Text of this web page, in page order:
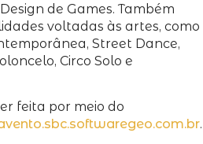
de Games. Também
voltadas às artes, como
Street Dance,
Circo Solo e
feita por meio do
.